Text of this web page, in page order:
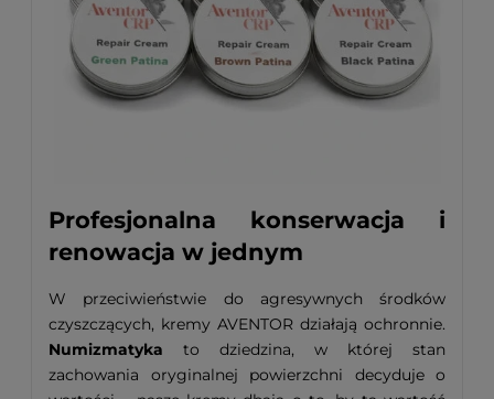
Profesjonalna konserwacja i
renowacja w jednym
W przeciwieństwie do agresywnych środków
czyszczących, kremy AVENTOR działają ochronnie.
Numizmatyka to dziedzina, w której stan
zachowania oryginalnej powierzchni decyduje o